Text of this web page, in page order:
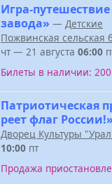
Игра-
завода» — Детские
Пожвинская сельская
чт — 21 августа 06:00
Билеты в наличии: 200
Патриотическая
реет флаг России!»
Дворец Культуры
10:00 пт
Продажа